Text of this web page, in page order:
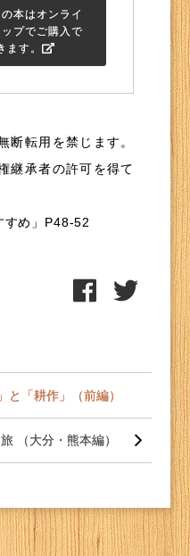
本はオンライ
プでご購入で
ます。
断転用を禁じます。
継承者の許可を得て
すめ」P48-52
と「耕作」（前編）
（大分・熊本編）